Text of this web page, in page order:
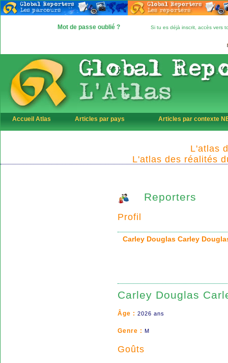
Mot de passe oublié ? Si tu es déjà inscrit, accès vers
Accueil Atlas Articles par pays Articles par contexte
L'atlas
L'atlas des réalités
Reporters
Profil
Carley Douglas Carley
Carley Douglas
Âge : 2026 ans
Genre : M
Goûts